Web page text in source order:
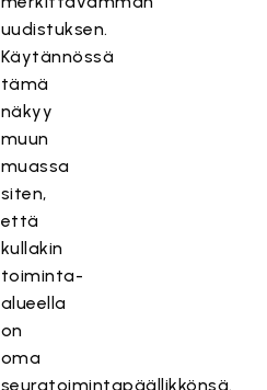
uudistuksen.
Käytännössä
tämä
näkyy
muun
muassa
siten,
että
kullakin
toiminta-
alueella
on
oma
seuratoimintapäällikkönsä.